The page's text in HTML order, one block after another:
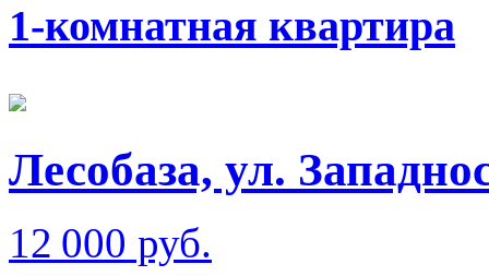
1-комнатная квартира
Лесобаза, ул.
12 000 руб.